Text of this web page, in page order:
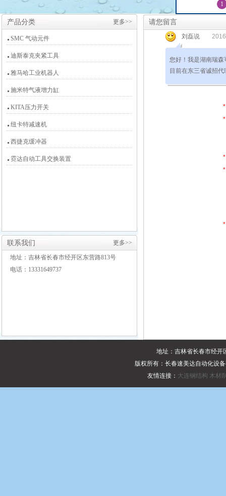
1
产品分类 更多>>
SMC 气动元件
迪斯泰克夹紧工具
雅马哈工业机器人
施米特气液增力缸
KITA压力开关
纽卡特减速机
西捷克缓冲器
霓达自动工具交换装置
联系我们 更多>>
地址：吉林省长春市经开区东营路813号
电话：13331649737
请您留言
地址：吉林省长春市
版权所有：长春速美达自动化
友情连接： 大连钢结构 木材